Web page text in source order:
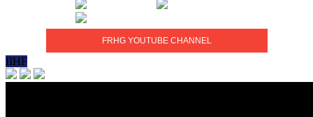
FRHG YOUTUBE CHANNEL
IIHF